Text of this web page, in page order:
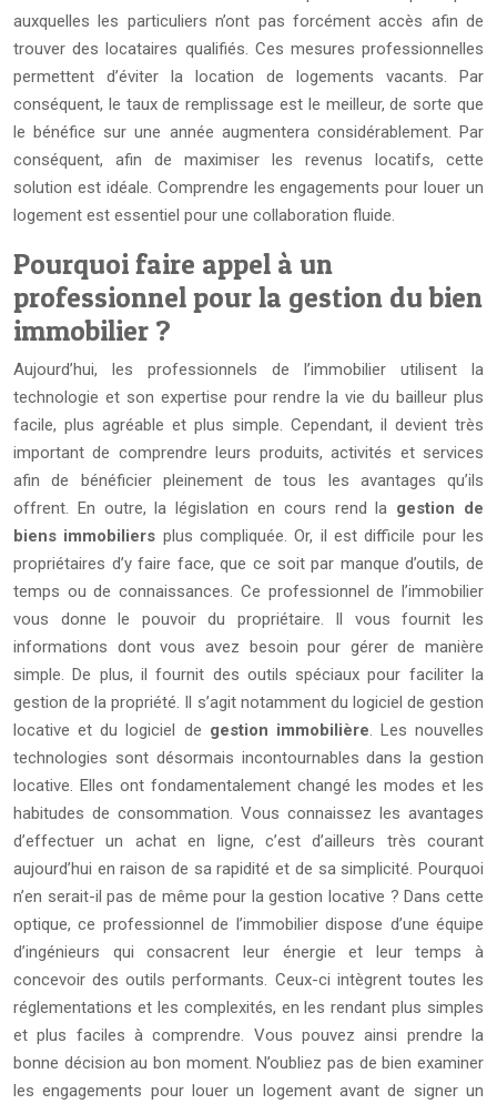
auxquelles les particuliers n’ont pas forcément accès afin de
trouver des locataires qualifiés. Ces mesures professionnelles
permettent d’éviter la location de logements vacants. Par
conséquent, le taux de remplissage est le meilleur, de sorte que
le bénéfice sur une année augmentera considérablement. Par
conséquent, afin de maximiser les revenus locatifs, cette
solution est idéale. Comprendre les engagements pour louer un
logement est essentiel pour une collaboration fluide.
Pourquoi faire appel à un
professionnel pour la gestion du bien
immobilier ?
Aujourd’hui, les professionnels de l’immobilier utilisent la
technologie et son expertise pour rendre la vie du bailleur plus
facile, plus agréable et plus simple. Cependant, il devient très
important de comprendre leurs produits, activités et services
afin de bénéficier pleinement de tous les avantages qu’ils
offrent. En outre, la législation en cours rend la gestion de
biens immobiliers plus compliquée. Or, il est difficile pour les
propriétaires d’y faire face, que ce soit par manque d’outils, de
temps ou de connaissances. Ce professionnel de l’immobilier
vous donne le pouvoir du propriétaire. Il vous fournit les
informations dont vous avez besoin pour gérer de manière
simple. De plus, il fournit des outils spéciaux pour faciliter la
gestion de la propriété. Il s’agit notamment du logiciel de gestion
locative et du logiciel de gestion immobilière. Les nouvelles
technologies sont désormais incontournables dans la gestion
locative. Elles ont fondamentalement changé les modes et les
habitudes de consommation. Vous connaissez les avantages
d’effectuer un achat en ligne, c’est d’ailleurs très courant
aujourd’hui en raison de sa rapidité et de sa simplicité. Pourquoi
n’en serait-il pas de même pour la gestion locative ? Dans cette
optique, ce professionnel de l’immobilier dispose d’une équipe
d’ingénieurs qui consacrent leur énergie et leur temps à
concevoir des outils performants. Ceux-ci intègrent toutes les
réglementations et les complexités, en les rendant plus simples
et plus faciles à comprendre. Vous pouvez ainsi prendre la
bonne décision au bon moment. N’oubliez pas de bien examiner
les engagements pour louer un logement avant de signer un